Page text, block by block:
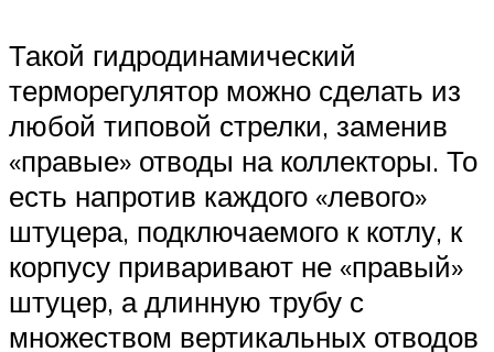
Такой гидродинамический
терморегулятор можно сделать из
любой типовой стрелки, заменив
«правые» отводы на коллекторы. То
есть напротив каждого «левого»
штуцера, подключаемого к котлу, к
корпусу приваривают не «правый»
штуцер, а длинную трубу с
множеством вертикальных отводов